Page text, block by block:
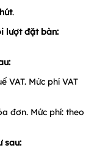
cụ thể như sau:
lượt đặt bàn: